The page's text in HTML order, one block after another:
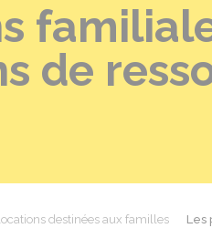
de
destinées aux familles
Les